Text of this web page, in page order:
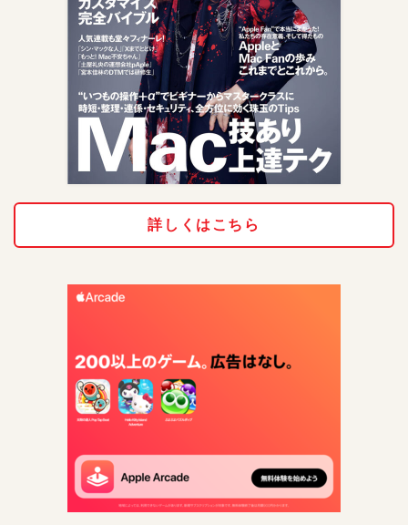
詳しくはこちら